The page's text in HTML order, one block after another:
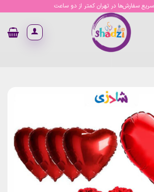
سریع سفارش‌ها در تهران کمتر از دو ساعت